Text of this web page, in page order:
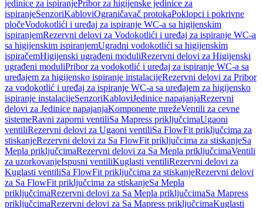
jedinice za ispiranjePribor za higijenske jedinice za
ispiranjeSenzoriKabloviOgraničavač protokaPoklopci i pokrivne
pločeVodokotlići i uređaj za ispiranje WC-a sa higijenskim
ispiranjemRezervni delovi za Vodokotlići i uređaj za ispiranje WC-a
sa higijenskim ispiranjemUgradni vodokotlići sa higijenskim
ispiračemHigijenski ugrađeni moduliRezervni delovi za Higijenski
ugrađeni moduliPribor za vodokotlić i uređaj za ispiranje WC-a sa
uređajem za higijensko ispiranje instalacijeRezervni delovi za Pribor
za vodokotlić i uređaj za ispiranje WC-a sa uređajem za higijensko
ispiranje instalacijeSenzoriKabloviJedinice napajanjaRezervni
delovi za Jedinice napajanjaKomponente mrežeVentili za cevne
sistemeRavni zaporni ventiliSa Mapress priključcimaUgaoni
ventiliRezervni delovi za Ugaoni ventiliSa FlowFit priključcima za
stiskanjeRezervni delovi za Sa FlowFit priključcima za stiskanjeSa
Mepla priključcimaRezervni delovi za Sa Mepla priključcimaVentili
za uzorkovanjeIspusni ventiliKuglasti ventiliRezervni delovi za
Kuglasti ventiliSa FlowFit priključcima za stiskanjeRezervni delovi
za Sa FlowFit priključcima za stiskanjeSa Mepla
priključcimaRezervni delovi za Sa Mepla priključcimaSa Mapress
priključcimaRezervni delovi za Sa Mapress priključcimaKuglasti